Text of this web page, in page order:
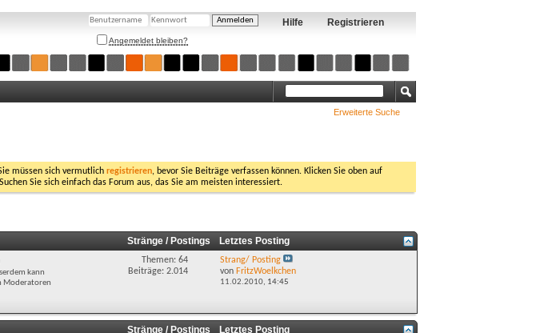
Registrieren
Hilfe
Angemeldet bleiben?
Erweiterte Suche
müssen sich vermutlich registrieren, bevor Sie Beiträge verfassen können. Klicken Sie oben auf
Sie sich einfach das Forum aus, das Sie am meisten interessiert.
Stränge / Postings Letztes Posting
kann
Moderatoren
Themen: 64
Beiträge: 2.014
Strang/ Posting
von FritzWoelkchen
11.02.2010, 14:45
Stränge / Postings Letztes Posting